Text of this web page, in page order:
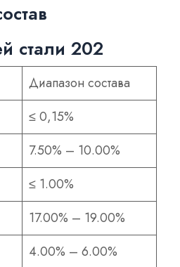
стали 202
Диапазон состава
≤ 0,15%
7.50% – 10.00%
≤ 1.00%
17.00% – 19.00%
4.00% – 6.00%